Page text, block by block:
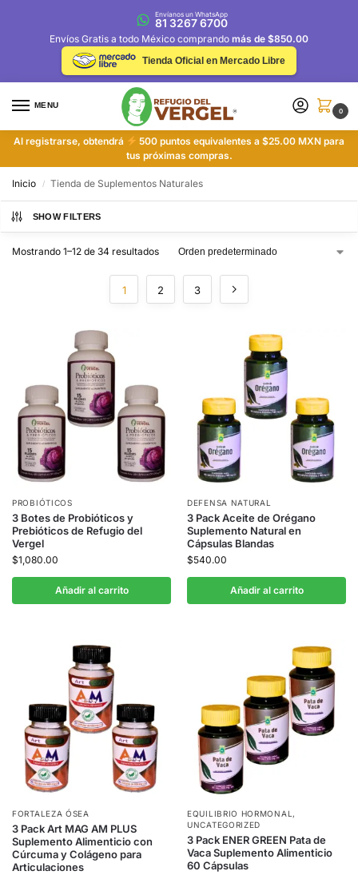
Envíanos un WhatsApp
81 3267 6700
Envíos Gratis a todo México comprando más de $850.00
Tienda Oficial en Mercado Libre
MENU
0
Al registrarse, obtendrá
500 puntos equivalentes a $25.00 MXN para
tus próximas compras.
Inicio / Tienda de Suplementos Naturales
SHOW FILTERS
Mostrando 1–12 de 34 resultados
1 2 3
PROBIÓTICOS
3 Botes de Probióticos y
Prebióticos de Refugio del
Vergel
$1,080.00
Añadir al carrito
DEFENSA NATURAL
3 Pack Aceite de Orégano
Suplemento Natural en
Cápsulas Blandas
$540.00
Añadir al carrito
FORTALEZA ÓSEA
3 Pack Art MAG AM PLUS
Suplemento Alimenticio con
Cúrcuma y Colágeno para
Articulaciones
EQUILIBRIO HORMONAL ,
UNCATEGORIZED
3 Pack ENER GREEN Pata de
Vaca Suplemento Alimenticio
60 Cápsulas